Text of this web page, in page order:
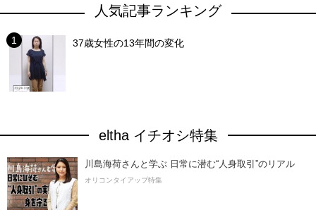
人気記事ランキング
37歳女性の13年間の変化
eltha イチオシ特集
川島海荷さんと学ぶ 日常に潜む“人身取引”のリアル
オリコンタイアップ特集